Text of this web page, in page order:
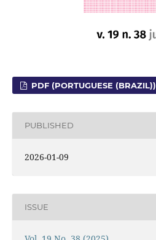
PDF (PORTUGUESE (BRAZIL))
PUBLISHED
2026-01-09
ISSUE